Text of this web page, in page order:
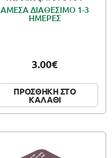
ΑΜΕΣΑ ΔΙΑΘΕΣΙΜΟ 1-3
ΗΜΕΡΕΣ
3.00€
ΠΡΟΣΘΗΚΗ ΣΤΟ
ΚΑΛΑΘΙ